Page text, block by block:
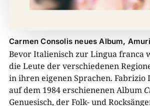
Carmen Consolis neues Album,
Bevor Italienisch zur Lingua franca
die Leute der verschiedenen
in ihren eigenen Sprachen. Fabrizio
auf dem 1984 erschienenen Album
Genuesisch, der Folk- und